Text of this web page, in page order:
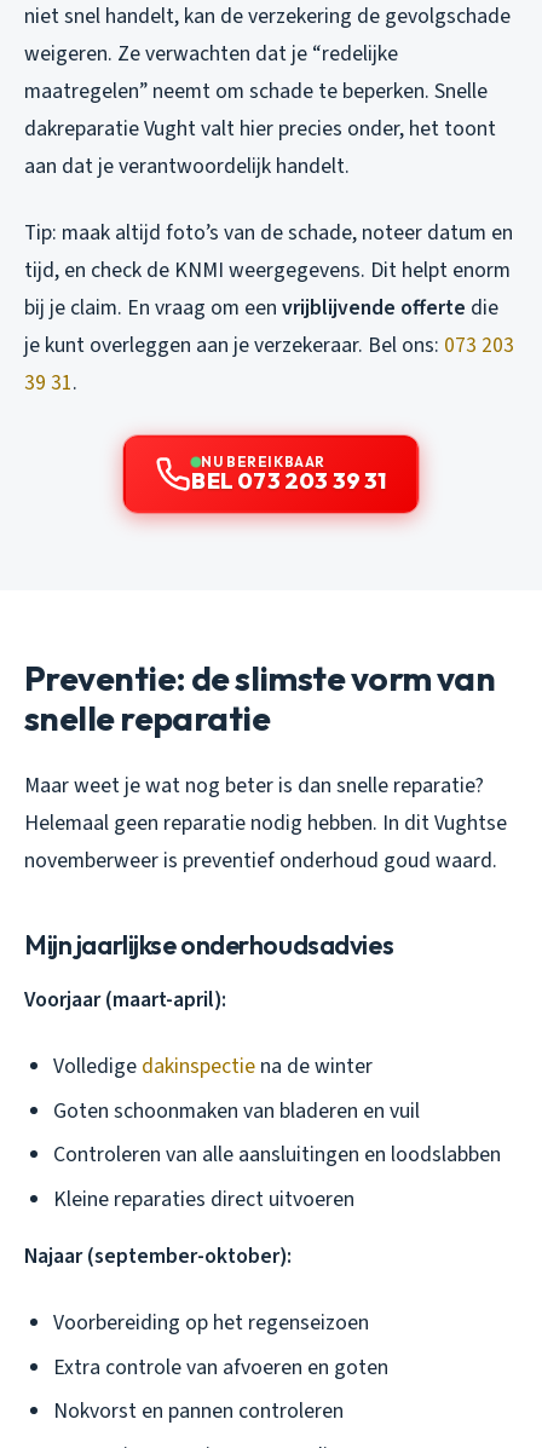
niet snel handelt, kan de verzekering de gevolgschade
weigeren. Ze verwachten dat je “redelijke
maatregelen” neemt om schade te beperken. Snelle
dakreparatie Vught valt hier precies onder, het toont
aan dat je verantwoordelijk handelt.
Tip: maak altijd foto’s van de schade, noteer datum en
tijd, en check de KNMI weergegevens. Dit helpt enorm
bij je claim. En vraag om een vrijblijvende offerte die
je kunt overleggen aan je verzekeraar. Bel ons: 073 203
39 31.
NU BEREIKBAAR
BEL 073 203 39 31
Preventie: de slimste vorm van
snelle reparatie
Maar weet je wat nog beter is dan snelle reparatie?
Helemaal geen reparatie nodig hebben. In dit Vughtse
novemberweer is preventief onderhoud goud waard.
Mijn jaarlijkse onderhoudsadvies
Voorjaar (maart-april):
Volledige dakinspectie na de winter
Goten schoonmaken van bladeren en vuil
Controleren van alle aansluitingen en loodslabben
Kleine reparaties direct uitvoeren
Najaar (september-oktober):
Voorbereiding op het regenseizoen
Extra controle van afvoeren en goten
Nokvorst en pannen controleren